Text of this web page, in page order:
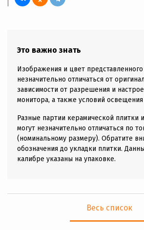
Это важно знать
Изображения и цвет представленного
незначительно отличаться от
зависимости от разрешения и
монитора, а также условий
Разные партии керамической плитки
могут незначительно отличаться по
(номинальному размеру). Обратите
обозначения до укладки плитки.
калибре указаны на упаковке.
Весь список